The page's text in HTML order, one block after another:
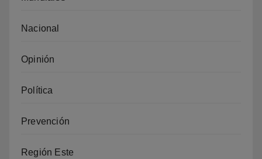
Nacional
Opinión
Política
Prevención
Región Este